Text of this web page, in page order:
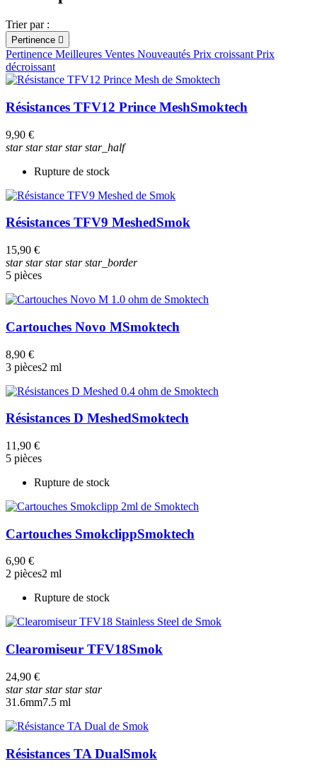
Trier par :
Pertinence 
Pertinence Meilleures Ventes Nouveautés Prix croissant Prix
décroissant
Résistances TFV12 Prince MeshSmoktech
9,90 €
starstarstarstarstar_half
Rupture de stock
Résistances TFV9 MeshedSmok
15,90 €
starstarstarstarstar_border
5 pièces
Cartouches Novo MSmoktech
8,90 €
3 pièces2 ml
Résistances D MeshedSmoktech
11,90 €
5 pièces
Rupture de stock
Cartouches SmokclippSmoktech
6,90 €
2 pièces2 ml
Rupture de stock
Clearomiseur TFV18Smok
24,90 €
starstarstarstarstar
31.6mm7.5 ml
Résistances TA DualSmok